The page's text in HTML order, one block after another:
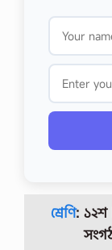
শ্রেণি: ১২শ